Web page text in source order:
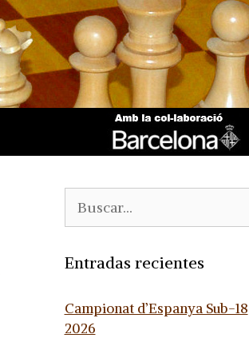
Entradas recientes
Campionat d’Espanya Sub-18
2026